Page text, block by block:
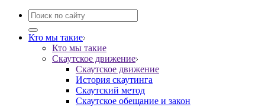
Кто мы такие
Кто мы такие
Скаутское движение
Скаутское движение
История скаутинга
Скаутский метод
Скаутское обещание и закон